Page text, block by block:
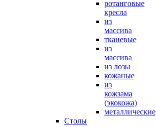
ротанговые
кресла
из
массива
тканевые
из
массива
из лозы
кожаные
из
кожзама
(экокожа)
металлические
Столы